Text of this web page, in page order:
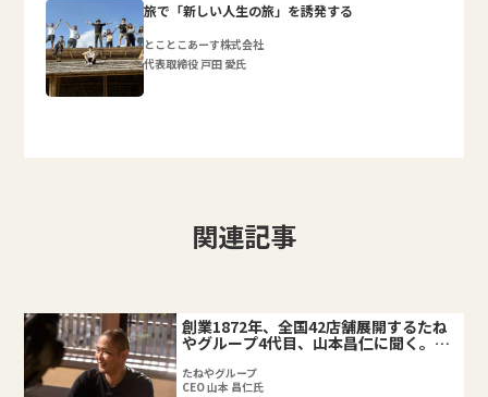
旅で「新しい人生の旅」を誘発する
とことこあーす株式会社
代表取締役 戸田 愛氏
関連記事
創業1872年、全国42店舗展開するたね
やグループ4代目、山本昌仁に聞く。事
たねやグループ
CEO 山本 昌仁氏